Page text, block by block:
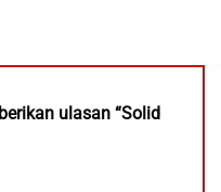
ulasan “Solid